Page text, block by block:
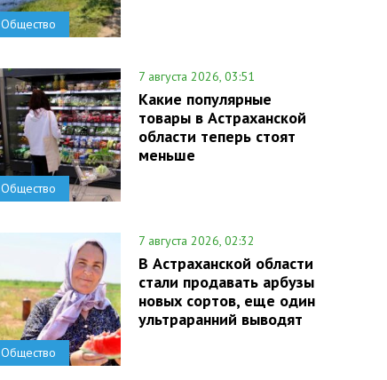
Общество
Общество
7 августа 2026, 03:51
Какие популярные
товары в Астраханской
области теперь стоят
меньше
Общество
7 августа 2026, 02:32
В Астраханской области
стали продавать арбузы
новых сортов, еще один
ультраранний выводят